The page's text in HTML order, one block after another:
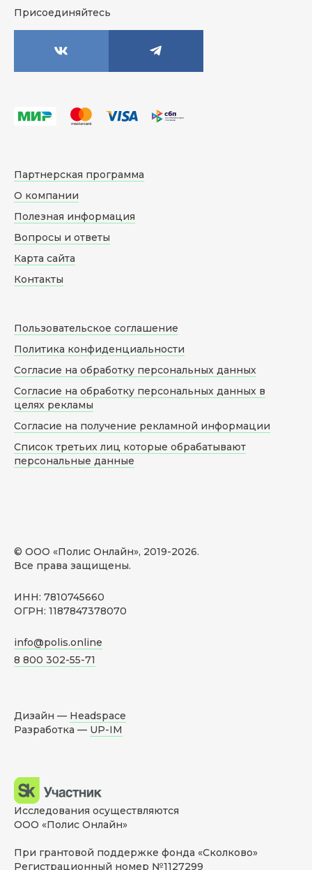
Присоединяйтесь
© ООО «Полис Онлайн», 2019-2026.
Все права защищены.
ИНН: 7810745660
ОГРН: 1187847378070
info@polis.online
8 800 302-55-71
Партнерская программа
О компании
Полезная информация
Вопросы и ответы
Карта сайта
Контакты
Пользовательское соглашение
Политика конфиденциальности
Согласие на обработку персональных данных
Согласие на обработку персональных данных в
целях рекламы
Согласие на получение рекламной информации
Список третьих лиц которые обрабатывают
персональные данные
Дизайн — Headspace
Разработка — UP-IM
Исследования осуществляются
ООО «Полис Онлайн»
При грантовой поддержке фонда «Сколково»
Регистрационный номер №1127299